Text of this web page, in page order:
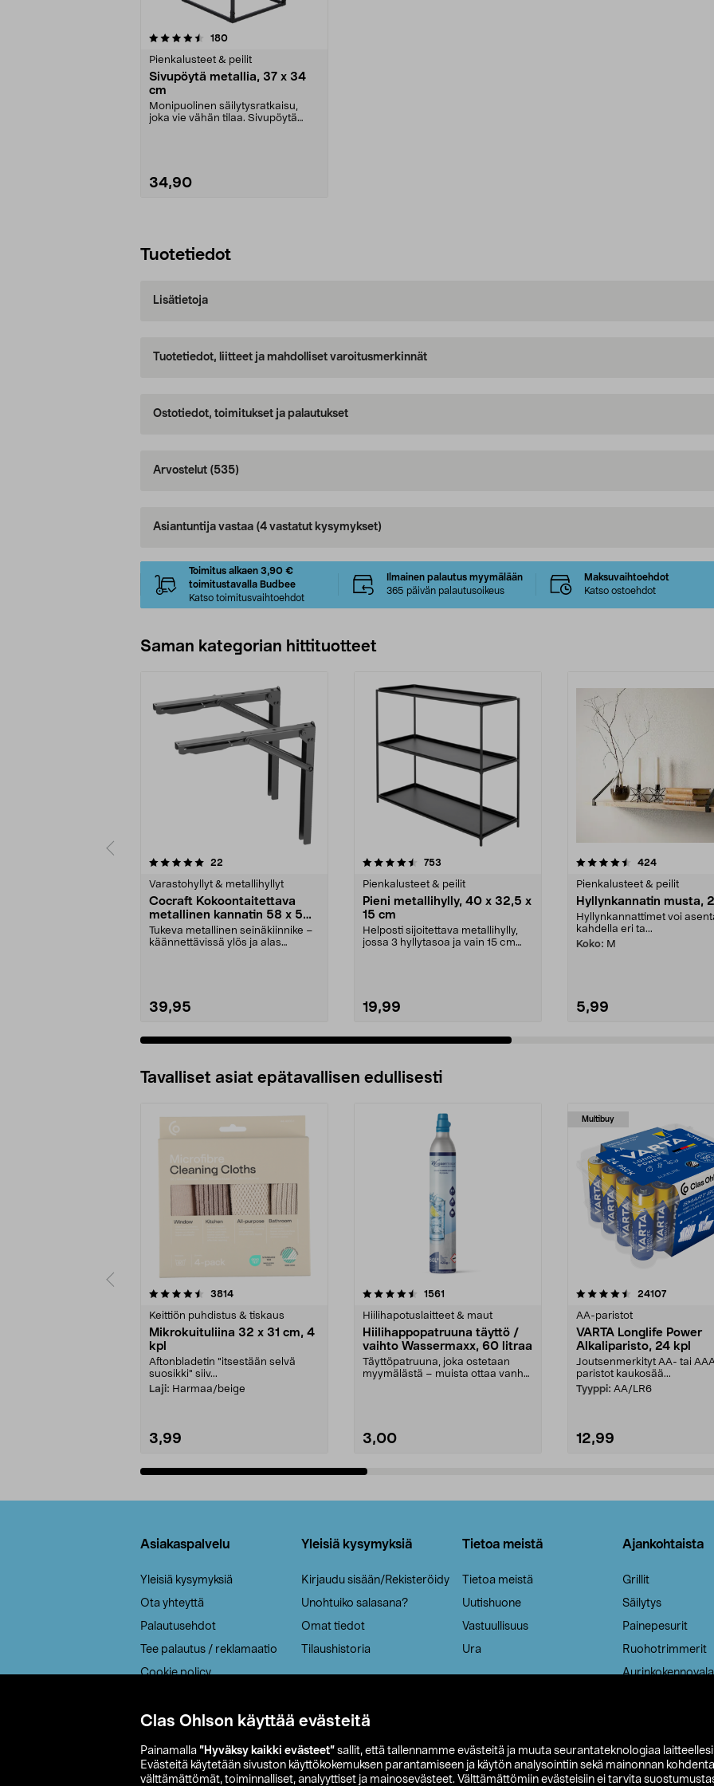
Clas Ohlson käyttää evästeitä
Painamalla ”Hyväksy kaikki evästeet” sallit, että tallennamme evästeitä ja muuta seurantateknologiaa laitteellesi
Evästeitä käytetään sivuston käyttökokemuksen parantamiseen ja käytön analysointiin sekä mainonnan
välttämättömät, toiminnalliset, analyyttiset ja mainosevästeet. Välttämättömiin evästeisiin ei tarvita
180arvostelut
Pienkalusteet & peilit
Sivupöytä metallia, 37 x 34
cm
Monipuolinen säilytysratkaisu,
joka vie vähän tilaa. Sivupöytä
34,90
Tuotetiedot
Lisätietoja
Tuotetiedot, liitteet ja mahdolliset varoitusmerkinnät
Ostotiedot, toimitukset ja palautukset
Arvostelut (535)
Asiantuntija vastaa (4 vastatut kysymykset)
Toimitus alkaen 3,90 €
toimitustavalla Budbee
Katso toimitusvaihtoehdot
Ilmainen palautus myymälään
365 päivän palautusoikeus
Maksuvaihtoehdot
Katso ostoehdot
Saman kategorian hittituotteet
22
Varastohyllyt & metallihyllyt
Cocraft Kokoontaitettava
metallinen kannatin 58 x 56
cm, 2 kpl
Tukeva metallinen seinäkiinnike –
käännettävissä ylös ja alas
39,95
4.5 viidestä
753
Pienkalusteet & peilit
Pieni metallihylly, 40 x 32,5 x
15 cm
Helposti sijoitettava metallihylly,
jossa 3 hyllytasoa ja vain 15 cm
19,99
4.5 viidestä
424arvostelut
Pienkalusteet & peilit
Hyllynkannatin musta,
Hyllynkannattimet voi
kahdella eri ta...
Koko: M
5,99
5.0 viidestä
Tavalliset asiat epätavallisen edullisesti
3814arvostelut
Keittiön puhdistus & tiskaus
Mikrokuituliina 32 x 31 cm, 4
kpl
Aftonbladetin "itsestään selvä
suosikki" siiv...
Laji: Harmaa/beige
3,99
4.5viidestä
1561
Hiilihapotuslaitteet & maut
Hiilihappopatruuna täyttö /
vaihto Wassermaxx, 60 litraa
Täyttöpatruuna, joka ostetaan
myymälästä – muista ottaa vanha
3,00
Multibuy
4.5viidestä
24107arvostelut
AA-paristot
VARTA Longlife Power
Alkaliparisto, 24 kpl
Joutsenmerkityt AA- tai
paristot kaukosää...
Tyyppi: AA/LR6
12,99
4.5viidestä
Asiakaspalvelu
Yleisiä kysymyksiä
Ota yhteyttä
Palautusehdot
Tee palautus / reklamaatio
Cookie policy
Saavutettavuus
Yleisiä kysymyksiä
Kirjaudu sisään/Rekisteröidy
Unohtuiko salasana?
Omat tiedot
Tilaushistoria
Tietoa meistä
Tietoa meistä
Uutishuone
Vastuullisuus
Ura
Ajankohtaista
Grillit
Säilytys
Painepesurit
Ruohotrimmerit